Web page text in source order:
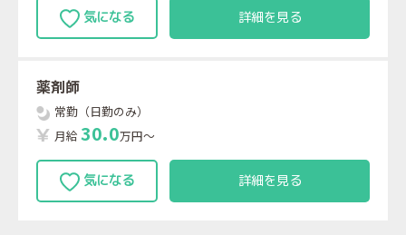
詳細を見る
薬剤師
常勤（日勤のみ）
月給 30.0万円～
詳細を見る